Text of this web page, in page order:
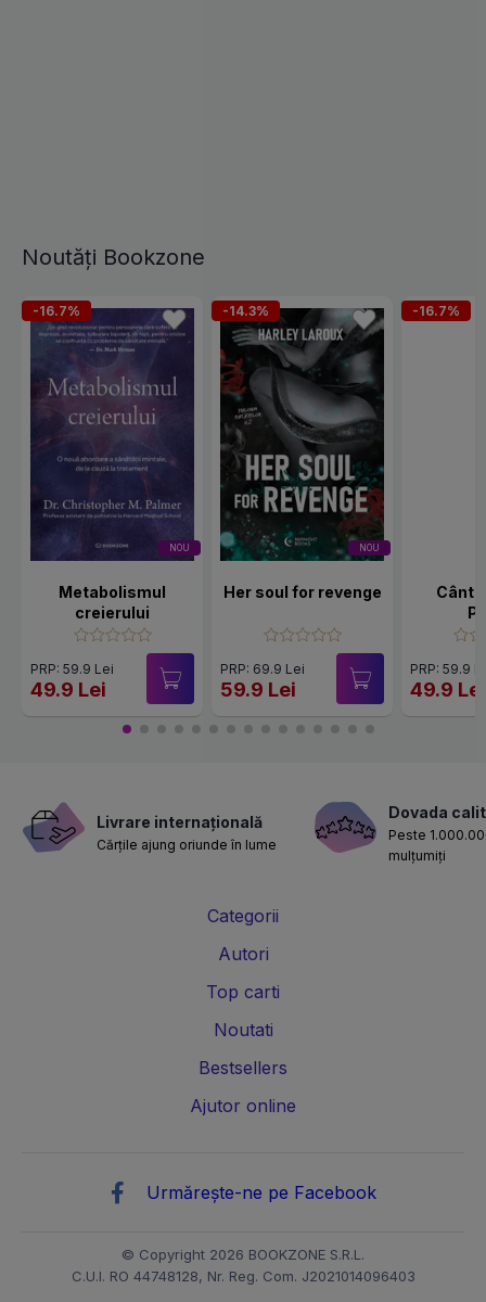
Noutăți Bookzone
NOU
-16.7%
Metabolismul
creierului
PRP: 59.9 Lei
49.9 Lei
NOU
-14.3%
Her soul for revenge
PRP: 69.9 Lei
59.9 Lei
-16.7%
PRP: 59.9
49.9 Lei
Livrare internațională
Cărțile ajung oriunde în lume
Dovada
Peste
mulțumiți
Categorii
Autori
Top carti
Noutati
Bestsellers
Ajutor online
Urmărește-ne pe Facebook
© Copyright 2026 BOOKZONE S.R.L.
C.U.I. RO 44748128, Nr. Reg. Com. J2021014096403